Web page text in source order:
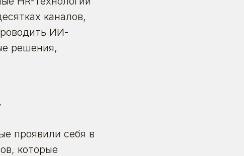
каналов,
ИИ-
решения,
проявили себя в
которые